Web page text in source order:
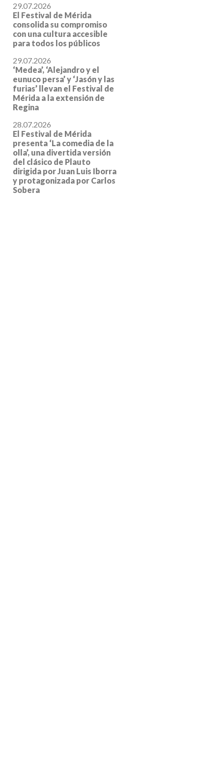
29.07.2026
El Festival de Mérida
consolida su compromiso
con una cultura accesible
para todos los públicos
29.07.2026
‘Medea’, ‘Alejandro y el
eunuco persa’ y ‘Jasón y las
furias’ llevan el Festival de
Mérida a la extensión de
Regina
28.07.2026
El Festival de Mérida
presenta ‘La comedia de la
olla’, una divertida versión
del clásico de Plauto
dirigida por Juan Luis Iborra
y protagonizada por Carlos
Sobera